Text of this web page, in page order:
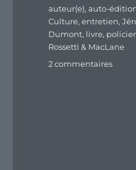
Étiquettes
auteur(e),auto-
Culture,entretien,
Dumont, livre, policier
Rossetti & MacLane
2 commentairessur